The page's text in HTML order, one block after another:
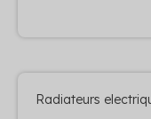
Radiateurs